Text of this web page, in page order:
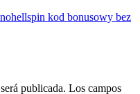
hellspin kod bonusowy bez
publicada. Los campos